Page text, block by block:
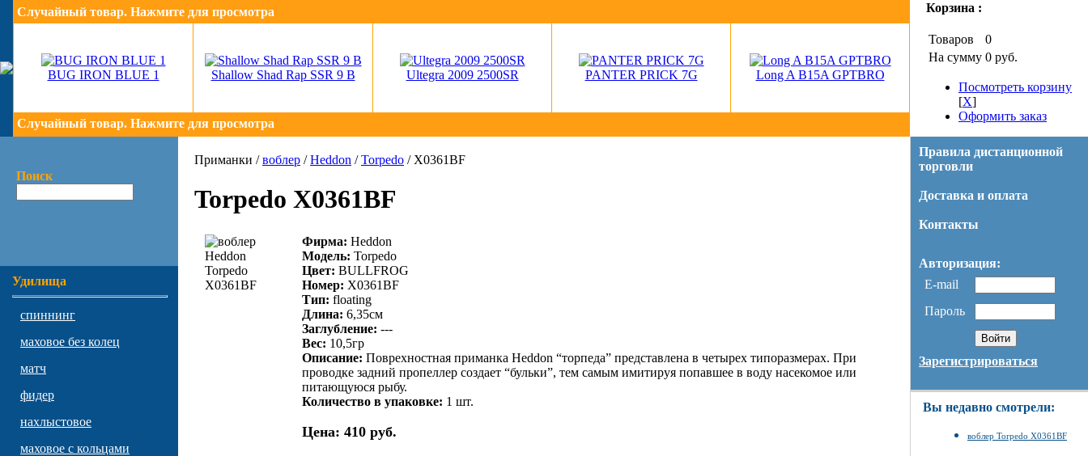
Случайный товар. Нажмите для просмотра
BUG IRON BLUE 1 Shallow Shad Rap SSR 9 B Ultegra 2009 2500SR PANTER PRICK 7G Long A B15A GPTBRO
Случайный товар. Нажмите для просмотра
Корзина :
Товаров
0
На сумму 0 руб.
Посмотреть корзину
[X]
Оформить заказ
Поиск
Удилища
спиннинг
маховое без колец
матч
фидер
нахлыстовое
маховое с кольцами
Приманки /воблер /Heddon /Torpedo / X0361BF
Torpedo X0361BF
Фирма: Heddon
Модель: Torpedo
Цвет: BULLFROG
Номер: X0361BF
Тип: floating
Длина: 6,35см
Заглубление: ---
Вес: 10,5гр
Описание: Поврехностная приманка Heddon “торпеда” представлена в четырех типоразмерах. При
проводке задний пропеллер создает “бульки”, тем самым имитируя попавшее в воду насекомое или
питающуюся рыбу.
Количество в упаковке: 1 шт.
Цена: 410 руб.
Правила дистанционной
торговли
Доставка и оплата
Контакты
Авторизация:
E-mail
Пароль
Зарегистрироваться
Вы недавно смотрели:
воблер Torpedo X0361BF